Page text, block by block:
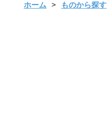
ホーム ものから探す